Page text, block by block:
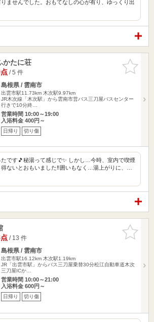
ませんでした。おもてなしの心が有り、ゆっくり出
お気に入
りに追加
かたに荘
/ 5 件
島根県 / 雲南市
出雲市駅11.73km 木次駅9.97km
JR木次線「木次駅」から雲南市営バス三刀屋バスセンター
行きで10分終…
営業時間 10:00～19:00
入浴料金 400円～
日帰り 切り傷
です🎵秘湯って感じで✨ しかし…今時、室内で喫煙
得ないとおもいました‼️囲いもなく…湯上がりに、…
お気に入
りに追加
/ 13 件
島根県 / 雲南市
出雲市駅16.12km 木次駅1.19km
JR「出雲市駅」からバス三刀屋乗替30分松江自動車道木次
三刀屋ICか…
営業時間 10:00～21:00
入浴料金 600円～
日帰り 切り傷